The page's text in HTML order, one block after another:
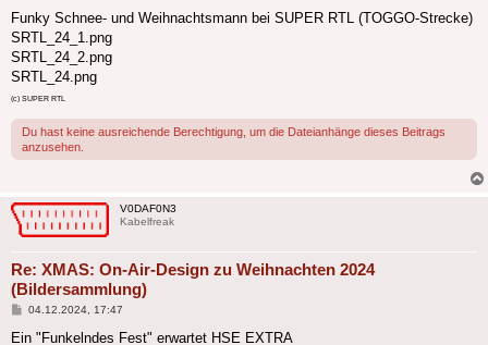
Funky Schnee- und Weihnachtsmann bei SUPER RTL (TOGGO-Strecke)
SRTL_24_1.png
SRTL_24_2.png
SRTL_24.png
(c) SUPER RTL
Du hast keine ausreichende Berechtigung, um die Dateianhänge dieses Beitrags
anzusehen.
V0DAF0N3
Kabelfreak
Re: XMAS: On-Air-Design zu Weihnachten 2024
(Bildersammlung)
Beitrag
04.12.2024, 17:47
Ein "Funkelndes Fest" erwartet HSE EXTRA